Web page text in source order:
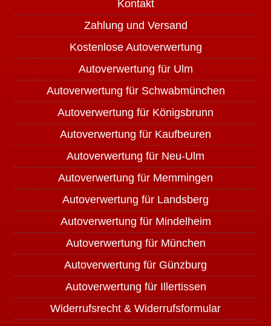
Kontakt
Zahlung und Versand
Kostenlose Autoverwertung
Autoverwertung für Ulm
Autoverwertung für Schwabmünchen
Autoverwertung für Königsbrunn
Autoverwertung für Kaufbeuren
Autoverwertung für Neu-Ulm
Autoverwertung für Memmingen
Autoverwertung für Landsberg
Autoverwertung für Mindelheim
Autoverwertung für München
Autoverwertung für Günzburg
Autoverwertung für Illertissen
Widerrufsrecht & Widerrufsformular